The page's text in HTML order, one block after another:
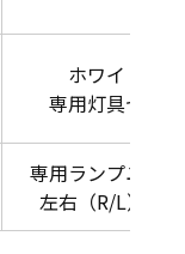
ホワイト光
専用灯具セット
専用ランプユニ
左右（R/L）